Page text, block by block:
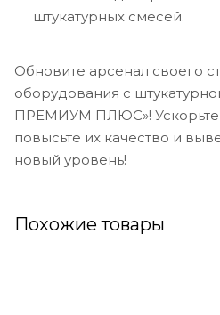
штукатурных смесей.
Обновите арсенал своего
оборудования с
ПРЕМИУМ ПЛЮС»! Ускорьте
повысьте их качество и
новый уровень!
Похожие товары